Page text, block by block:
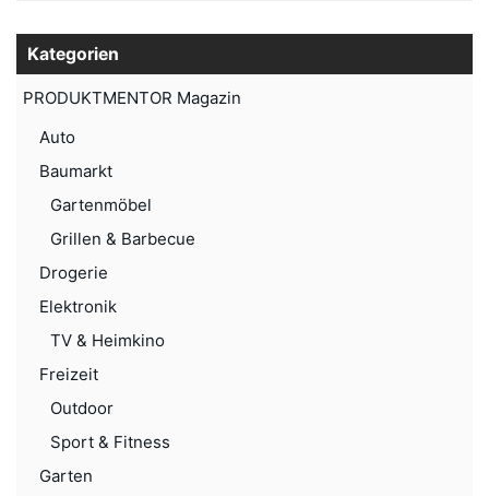
Kategorien
PRODUKTMENTOR Magazin
Auto
Baumarkt
Gartenmöbel
Grillen & Barbecue
Drogerie
Elektronik
TV & Heimkino
Freizeit
Outdoor
Sport & Fitness
Garten